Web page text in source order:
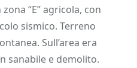
“E” agricola, con
sismico. Terreno
Sull’area era
sanabile e demolito.